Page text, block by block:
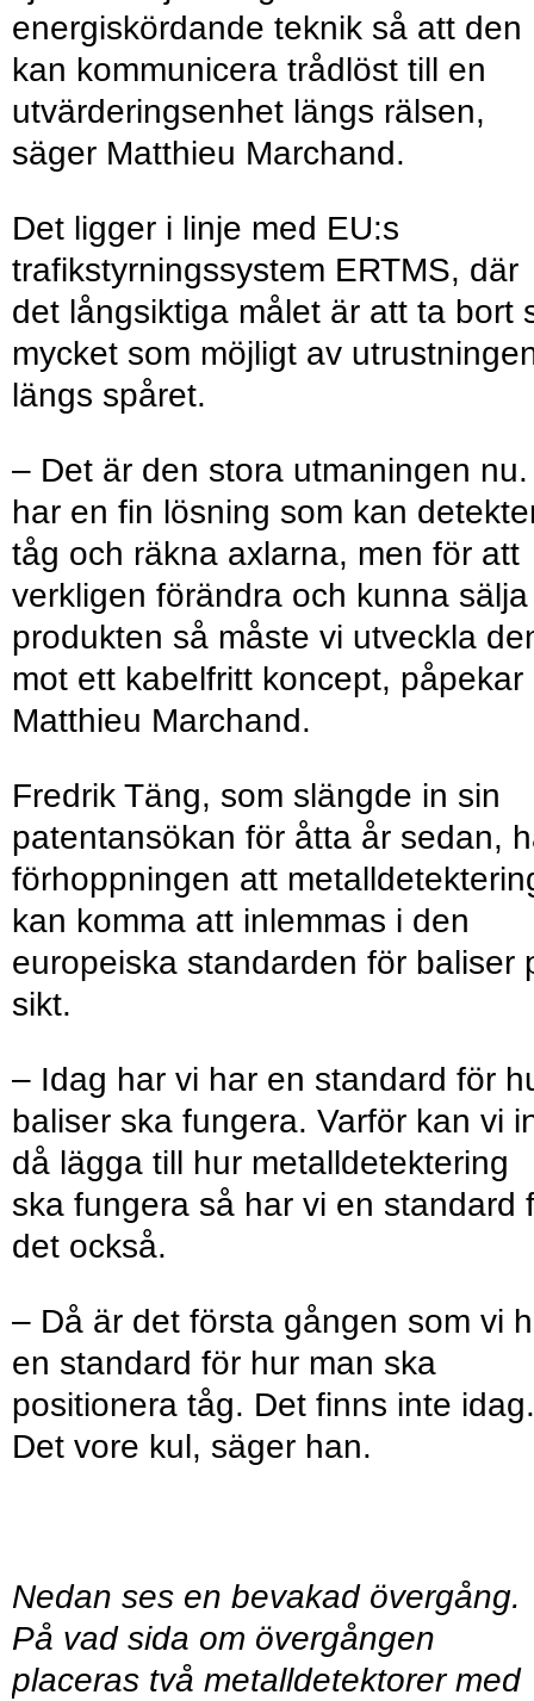
energiskördande teknik så att den
kan kommunicera trådlöst till en
utvärderingsenhet längs rälsen,
säger Matthieu Marchand.
Det ligger i linje med EU:s
trafikstyrningssystem ERTMS, där
det långsiktiga målet är att ta bort
mycket som möjligt av
längs spåret.
– Det är den stora utmaningen nu.
har en fin lösning som kan
tåg och räkna axlarna, men för att
verkligen förändra och kunna sälja
produkten så måste vi utveckla
mot ett kabelfritt koncept, påpekar
Matthieu Marchand.
Fredrik Täng, som slängde in sin
patentansökan för åtta år sedan,
förhoppningen att
kan komma att inlemmas i den
europeiska standarden för baliser
sikt.
– Idag har vi har en standard för
baliser ska fungera. Varför kan vi
då lägga till hur metalldetektering
ska fungera så har vi en standard
det också.
– Då är det första gången som vi
en standard för hur man ska
positionera tåg. Det finns inte idag.
Det vore kul, säger han.
Nedan ses en bevakad övergång.
På vad sida om övergången
placeras två metalldetektorer med